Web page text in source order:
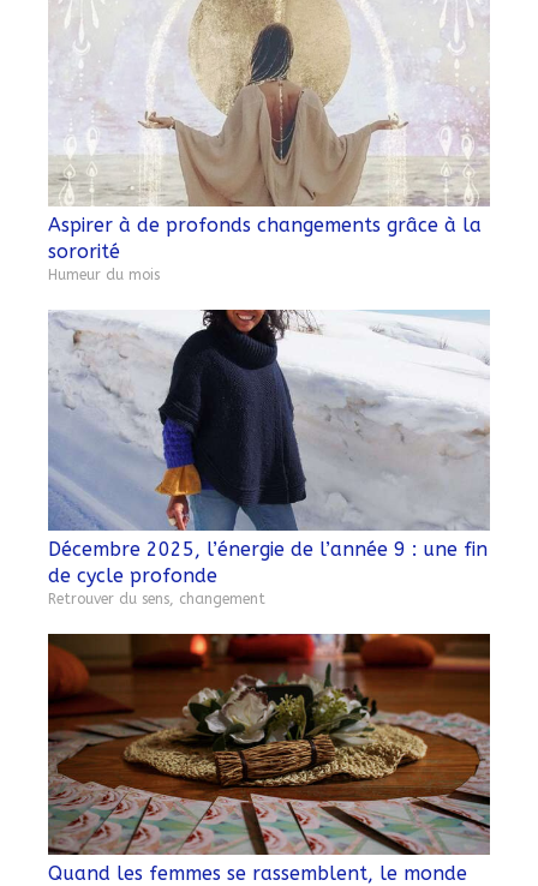
Aspirer à de profonds changements grâce à la
sororité
Humeur du mois
Décembre 2025, l’énergie de l’année 9 : une fin
de cycle profonde
Retrouver du sens, changement
Quand les femmes se rassemblent, le monde